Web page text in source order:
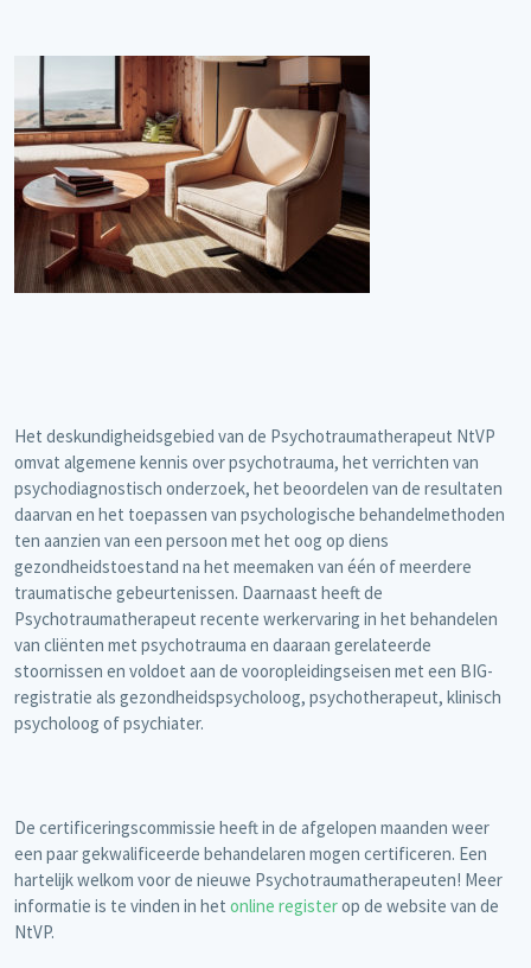
Het deskundigheidsgebied van de Psychotraumatherapeut NtVP
omvat algemene kennis over psychotrauma, het verrichten van
psychodiagnostisch onderzoek, het beoordelen van de resultaten
daarvan en het toepassen van psychologische behandelmethoden
ten aanzien van een persoon met het oog op diens
gezondheidstoestand na het meemaken van één of meerdere
traumatische gebeurtenissen. Daarnaast heeft de
Psychotraumatherapeut recente werkervaring in het behandelen
van cliënten met psychotrauma en daaraan gerelateerde
stoornissen en voldoet aan de vooropleidingseisen met een BIG-
registratie als gezondheidspsycholoog, psychotherapeut, klinisch
psycholoog of psychiater.
De certificeringscommissie heeft in de afgelopen maanden weer
een paar gekwalificeerde behandelaren mogen certificeren. Een
hartelijk welkom voor de nieuwe Psychotraumatherapeuten! Meer
informatie is te vinden in het online registerop de website van de
NtVP.